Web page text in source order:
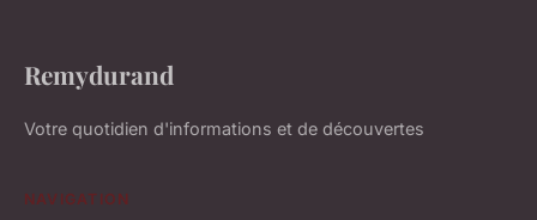
Remydurand
Votre quotidien d'informations et de découvertes
NAVIGATION